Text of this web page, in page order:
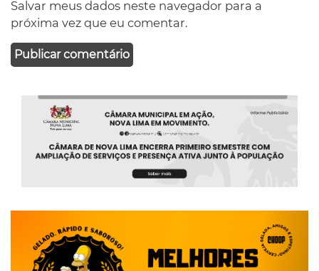
Salvar meus dados neste navegador para a
próxima vez que eu comentar.